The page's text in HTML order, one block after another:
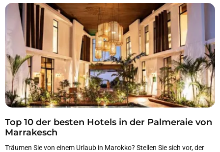
Top 10 der besten Hotels in der Palmeraie von
Marrakesch
Träumen Sie von einem Urlaub in Marokko? Stellen Sie sich vor, der